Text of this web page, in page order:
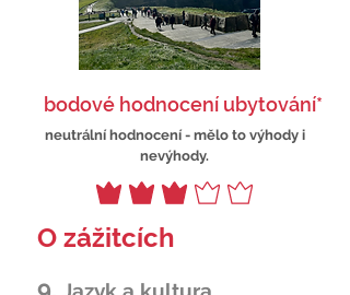
bodové hodnocení ubytování*
neutrální hodnocení - mělo to výhody i
nevýhody.
O zážitcích